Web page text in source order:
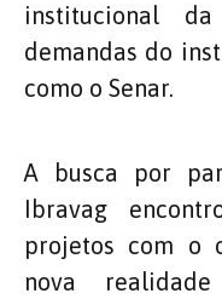
institucional
demandas do
como o Senar.
A busca por
Ibravag
projetos com o
nova